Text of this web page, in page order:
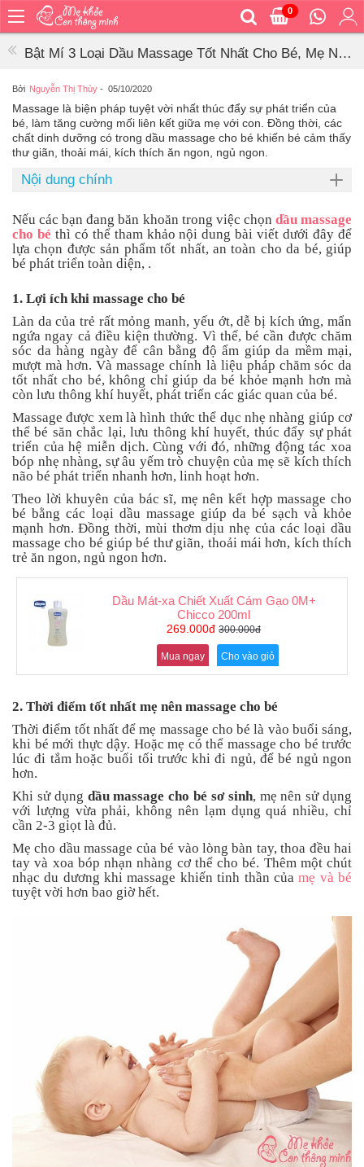
0
chủ
ăn
Bé
vệ
sinh
Bé
mặc
Bé
đi
ra
ngoài
ngủ
Bé
khỏe
&
an
toàn
Bé
tắm
Bé
chơi
mà
học
Dành
cho
mẹ
trong
Tin
tức
FAQ
Bật Mí 3 Loại Dầu Massage Tốt Nhất Cho Bé, Mẹ Nên
Bởi Nguyễn Thị Thùy - 05/10/2020
Massage là biện pháp tuyệt vời nhất thúc đẩy sự phát triển của
bé, làm tăng cường mối liên kết giữa mẹ với con. Đồng thời, các
chất dinh dưỡng có trong dầu massage cho bé khiến bé cảm thấy
thư giãn, thoải mái, kích thích ăn ngon, ngủ ngon.
Nội dung chính
Nếu các bạn đang băn khoăn trong việc chọn dầu massage
cho bé thì có thể tham khảo nội dung bài viết dưới đây để
lựa chọn được sản phẩm tốt nhất, an toàn cho da bé, giúp
bé phát triển toàn diện, .
1. Lợi ích khi massage cho bé
Làn da của trẻ rất mỏng manh, yếu ớt, dễ bị kích ứng, mẩn
ngứa ngay cả điều kiện thường. Vì thế, bé cần được chăm
sóc da hàng ngày để cân bằng độ ẩm giúp da mềm mại,
mượt mà hơn. Và massage chính là liệu pháp chăm sóc da
tốt nhất cho bé, không chỉ giúp da bé khỏe mạnh hơn mà
còn lưu thông khí huyết, phát triển các giác quan của bé.
Massage được xem là hình thức thể dục nhẹ nhàng giúp cơ
thể bé săn chắc lại, lưu thông khí huyết, thúc đẩy sự phát
triển của hệ miễn dịch. Cùng với đó, những động tác xoa
bóp nhẹ nhàng, sự âu yếm trò chuyện của mẹ sẽ kích thích
não bé phát triển nhanh hơn, linh hoạt hơn.
Theo lời khuyên của bác sĩ, mẹ nên kết hợp massage cho
bé bằng các loại dầu massage giúp da bé sạch và khỏe
mạnh hơn. Đồng thời, mùi thơm dịu nhẹ của các loại dầu
massage cho bé giúp bé thư giãn, thoải mái hơn, kích thích
trẻ ăn ngon, ngủ ngon hơn.
Dầu Mát-xa Chiết Xuất Cám Gạo 0M+
Chicco 200ml
269.000đ300.000đ
Mua ngay Cho vào giỏ
2. Thời điểm tốt nhất mẹ nên massage cho bé
Thời điểm tốt nhất để mẹ massage cho bé là vào buổi sáng,
khi bé mới thực dậy. Hoặc mẹ có thể massage cho bé trước
lúc đi tắm hoặc buổi tối trước khi đi ngủ, để bé ngủ ngon
hơn.
Khi sử dụng dầu massage cho bé sơ sinh, mẹ nên sử dụng
với lượng vừa phải, không nên lạm dụng quá nhiều, chỉ
cần 2-3 giọt là đủ.
Mẹ cho dầu massage của bé vào lòng bàn tay, thoa đều hai
tay và xoa bóp nhạn nhàng cơ thể cho bé. Thêm một chút
nhạc du dương khi massage khiến tinh thần củamẹ và bé
tuyệt vời hơn bao giờ hết.